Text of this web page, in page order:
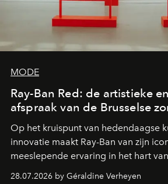
MODE
Ray-Ban Red: de artistieke
afspraak van de Brusselse
Op het kruispunt van hedendaagse
innovatie maakt Ray-Ban van zijn
meeslepende ervaring in het hart
28.07.2026 by Géraldine Verheyen